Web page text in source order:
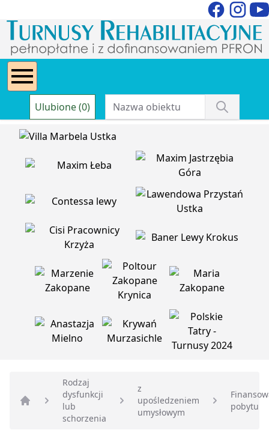
Ulubione (0)
Strona główna
Rodzaj
dysfunkcji
lub
schorzenia
z
upośledzeniem
umysłowym
pobytu